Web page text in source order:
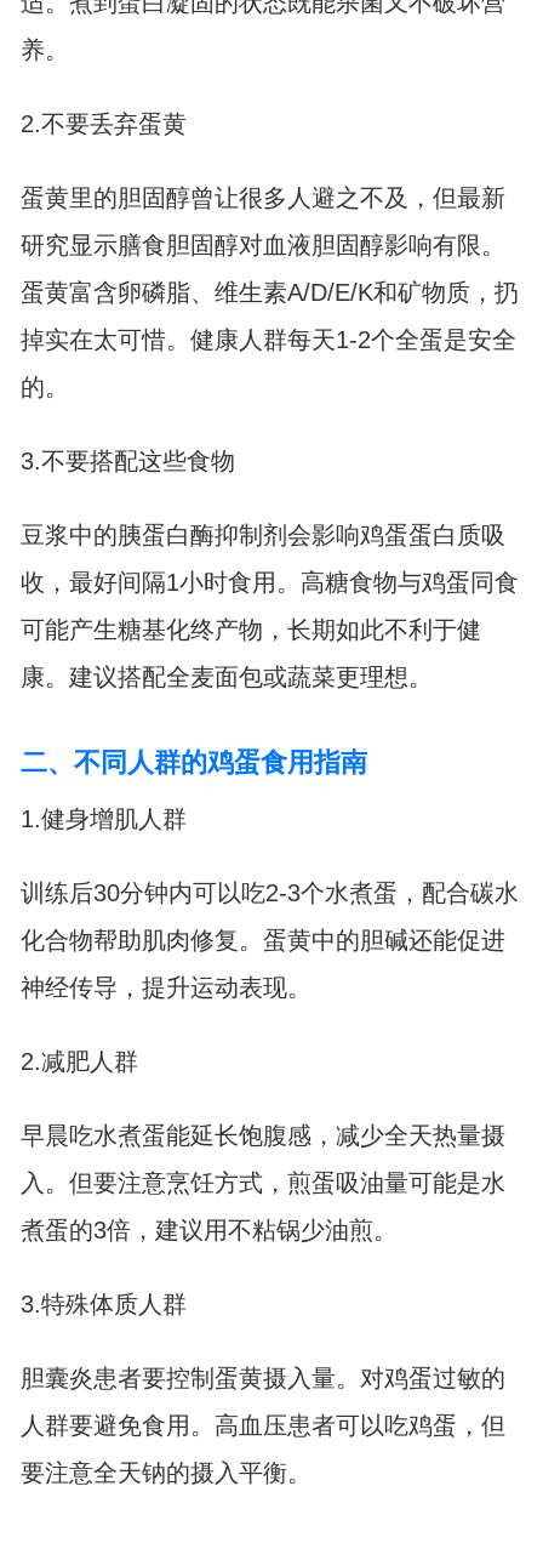
养。
2.不要丢弃蛋黄
蛋黄里的胆固醇曾让很多人避之不及，但最新
研究显示膳食胆固醇对血液胆固醇影响有限。
蛋黄富含卵磷脂、维生素A/D/E/K和矿物质，扔
掉实在太可惜。健康人群每天1-2个全蛋是安全
的。
3.不要搭配这些食物
豆浆中的胰蛋白酶抑制剂会影响鸡蛋蛋白质吸
收，最好间隔1小时食用。高糖食物与鸡蛋同食
可能产生糖基化终产物，长期如此不利于健
康。建议搭配全麦面包或蔬菜更理想。
二、不同人群的鸡蛋食用指南
1.健身增肌人群
训练后30分钟内可以吃2-3个水煮蛋，配合碳水
化合物帮助肌肉修复。蛋黄中的胆碱还能促进
神经传导，提升运动表现。
2.减肥人群
早晨吃水煮蛋能延长饱腹感，减少全天热量摄
入。但要注意烹饪方式，煎蛋吸油量可能是水
煮蛋的3倍，建议用不粘锅少油煎。
3.特殊体质人群
胆囊炎患者要控制蛋黄摄入量。对鸡蛋过敏的
人群要避免食用。高血压患者可以吃鸡蛋，但
要注意全天钠的摄入平衡。